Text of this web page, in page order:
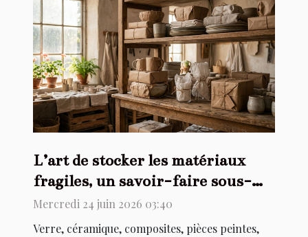
L’art de stocker les matériaux
fragiles, un savoir-faire sous-
estimé
Mercredi 24 juin 2026 03:40
Verre, céramique, composites, pièces peintes,